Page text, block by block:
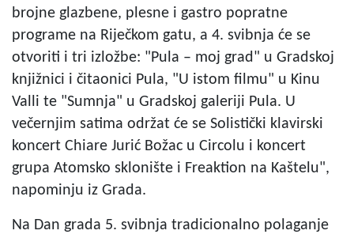
brojne glazbene, plesne i gastro popratne
programe na Riječkom gatu, a 4. svibnja će se
otvoriti i tri izložbe: "Pula – moj grad" u Gradskoj
knjižnici i čitaonici Pula, "U istom filmu" u Kinu
Valli te "Sumnja" u Gradskoj galeriji Pula. U
večernjim satima održat će se Solistički klavirski
koncert Chiare Jurić Božac u Circolu i koncert
grupa Atomsko sklonište i Freaktion na Kaštelu",
napominju iz Grada.
Na Dan grada 5. svibnja tradicionalno polaganje